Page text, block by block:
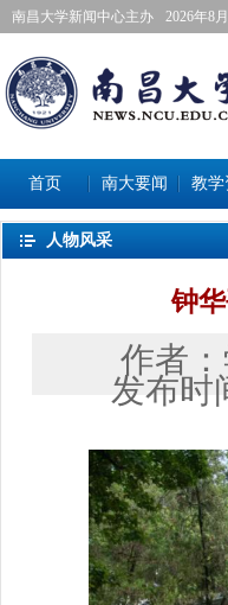
南昌大学新闻中心主办 2026年8
首页 南大要闻 教学
人物风采
钟
作者：
发布时